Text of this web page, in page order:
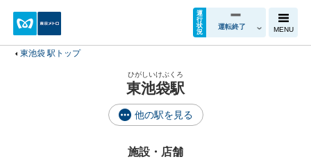
運
行
状
況
運転終了 MENU
東池袋 駅トップ
ひがしいけぶくろ
東池袋駅
他の駅を見る
施設・店舗